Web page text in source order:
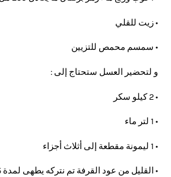
• زيت للقلي
• سمسم محمص للتزيين
و لتحضير العسل ستحتاج إلى :
• 2 كيلو سكر
• 1 لتر ماء
• 1 ليمونة مقطعة إلى أثلاث أجزاء
• القليل من عود القرفة تم نتركه يطهى لمدة 45 دقيقة ,و هاهو جاهز